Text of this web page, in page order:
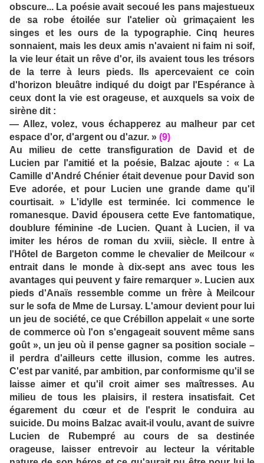
obscure... La poésie avait secoué les pans majestueux
de sa robe étoilée sur l'atelier où grimaçaient les
singes et les ours de la typographie. Cinq heures
sonnaient, mais les deux amis n'avaient ni faim ni soif,
la vie leur était un rêve d'or, ils avaient tous les trésors
de la terre à leurs pieds. Ils apercevaient ce coin
d'horizon bleuâtre indiqué du doigt par l'Espérance à
ceux dont la vie est orageuse, et auxquels sa voix de
sirène dit :
— Allez, volez, vous échapperez au malheur par cet
espace d'or, d'argent ou d'azur. » (9)
Au milieu de cette transfiguration de David et de
Lucien par l'amitié et la poésie, Balzac ajoute : « La
Camille d'André Chénier était devenue pour David son
Eve adorée, et pour Lucien une grande dame qu'il
courtisait. » L'idylle est terminée. Ici commence le
romanesque. David épousera cette Eve fantomatique,
doublure féminine -de Lucien. Quant à Lucien, il va
imiter les héros de roman du xviii, siècle. Il entre à
l'Hôtel de Bargeton comme le chevalier de Meilcour «
entrait dans le monde à dix-sept ans avec tous les
avantages qui peuvent y faire remarquer ». Lucien aux
pieds d'Anaïs ressemble comme un frère à Meilcour
sur le sofa de Mme de Lursay. L'amour devient pour lui
un jeu de société, ce que Crébillon appelait « une sorte
de commerce où l'on s'engageait souvent même sans
goût », un jeu où il pense gagner sa position sociale –
il perdra d'ailleurs cette illusion, comme les autres.
C'est par vanité, par ambition, par conformisme qu'il se
laisse aimer et qu'il croit aimer ses maîtresses. Au
milieu de tous les plaisirs, il restera insatisfait. Cet
égarement du cœur et de l'esprit le conduira au
suicide. Du moins Balzac avait-il voulu, avant de suivre
Lucien de Rubempré au cours de sa destinée
orageuse, laisser entrevoir au lecteur la véritable